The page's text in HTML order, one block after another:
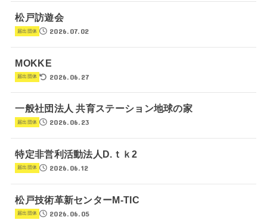
松戸訪遊会
届出団体 2026.07.02
MOKKE
届出団体 2026.06.27
一般社団法人 共育ステーション地球の家
届出団体 2026.06.23
特定非営利活動法人D.ｔｋ2
届出団体 2026.06.12
松戸技術革新センターM-TIC
届出団体 2026.06.05